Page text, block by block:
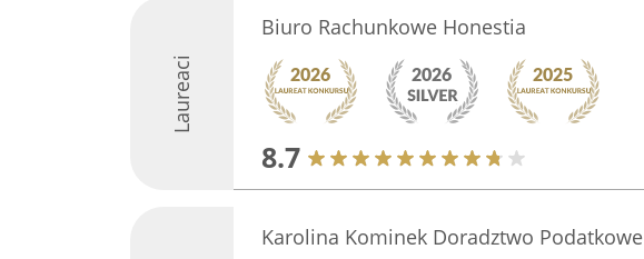
Laureaci
Biuro Rachunkowe Honestia
8.7
Karolina Kominek Doradztwo Podatkowe